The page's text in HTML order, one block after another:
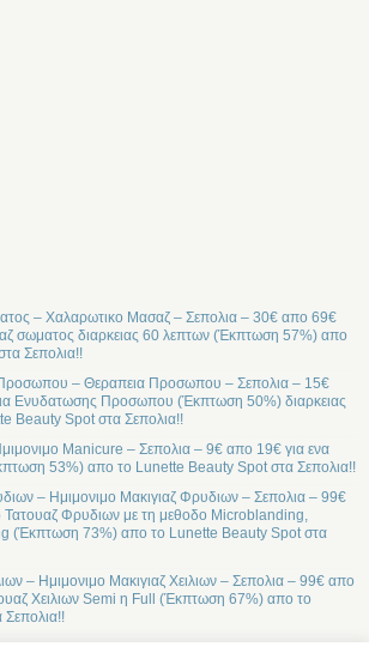
– Χαλαρωτικο Μασαζ – Σεπολια – 30€ απο 69€
σωματος διαρκειας 60 λεπτων (Έκπτωση 57%) απο
Σεπολια!!
– Θεραπεια Προσωπου – Σεπολια – 15€
Ενυδατωσης Προσωπου (Έκπτωση 50%) διαρκειας
Beauty Spot στα Σεπολια!!
Manicure – Σεπολια – 9€ απο 19€ για ενα
53%) απο το Lunette Beauty Spot στα Σεπολια!!
– Ημιμονιμο Μακιγιαζ Φρυδιων – Σεπολια – 99€
Τατουαζ Φρυδιων με τη μεθοδο Microblanding,
(Έκπτωση 73%) απο το Lunette Beauty Spot στα
– Ημιμονιμο Μακιγιαζ Χειλιων – Σεπολια – 99€ απο
Χειλιων Semi η Full (Έκπτωση 67%) απο το